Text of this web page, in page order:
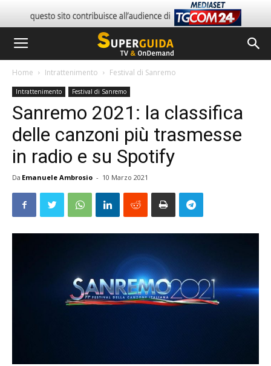
Home Intrattenimento Festival di Sanremo
Intrattenimento Festival di Sanremo
Sanremo 2021: la classifica
delle canzoni più trasmesse
in radio e su Spotify
Da Emanuele Ambrosio - 10 Marzo 2021